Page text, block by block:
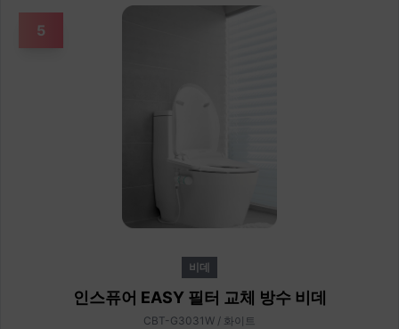
5
비데
인스퓨어 EASY 필터 교체 방수 비데
CBT-G3031W / 화이트